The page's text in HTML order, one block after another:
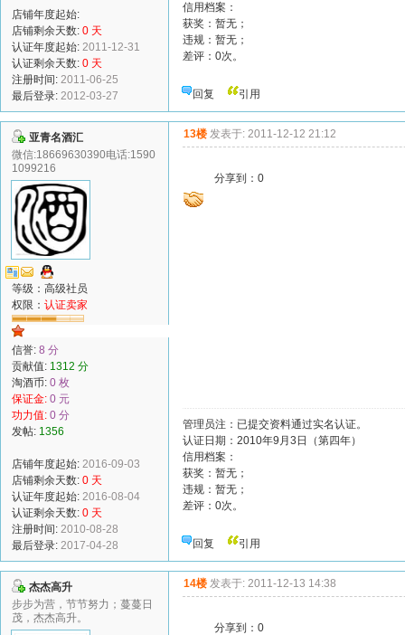
店铺年度起始:
店铺剩余天数: 0 天
认证年度起始: 2011-12-31
认证剩余天数: 0 天
注册时间: 2011-06-25
最后登录: 2012-03-27
信用档案：
获奖：暂无；
违规：暂无；
差评：0次。
回复 引用
亚青名酒汇
微信:18669630390电话:1590
1099216
等级：高级社员
权限： 认证卖家
信誉: 8 分
贡献值: 1312 分
淘酒币: 0 枚
保证金: 0 元
功力值: 0 分
发帖: 1356
店铺年度起始: 2016-09-03
店铺剩余天数: 0 天
认证年度起始: 2016-08-04
认证剩余天数: 0 天
注册时间: 2010-08-28
最后登录: 2017-04-28
13楼 发表于: 2011-12-12 21:12
分享到： 0
管理员注：已提交资料通过实名认证。
认证日期：2010年9月3日（第四年）
信用档案：
获奖：暂无；
违规：暂无；
差评：0次。
回复 引用
杰杰高升
步步为营，节节努力；蔓蔓日
茂，杰杰高升。
14楼 发表于: 2011-12-13 14:38
分享到： 0